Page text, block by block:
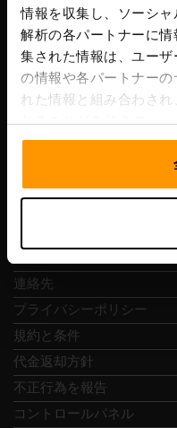
情報を収集し、ソーシ
解析の各パートナーに
集された情報は、ユー
の情報や各パートナー
れた情報と組み合わさ
れることがあります。
Scalable Hosting
登録コード: 14652605
VAT番号: EE102133820
住所: Harju maakond,
Vesivärava tn 50-201,
連絡先
プライバシーポリシー
規約と条件
代金返却方針
不正行為を報告
コントロールパネル